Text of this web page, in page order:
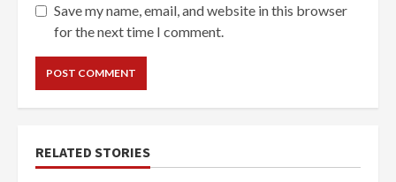
Save my name, email, and website in this browser
for the next time I comment.
RELATED STORIES